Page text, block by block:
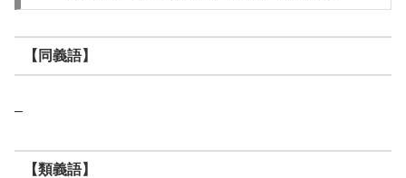
【同義語】
–
【類義語】